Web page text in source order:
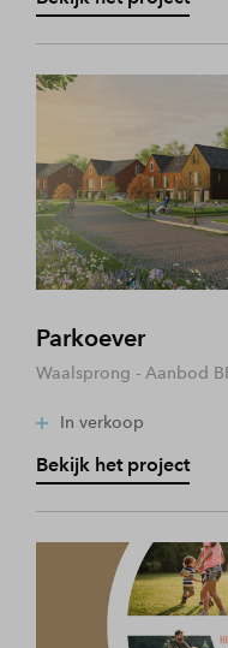
Parkoever
Waalsprong - Aanbod
In verkoop
Bekijk het project